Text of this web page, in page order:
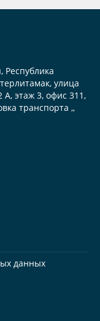
Республика
улица
А, этаж 3, офис 311,
транспорта ,,
данных